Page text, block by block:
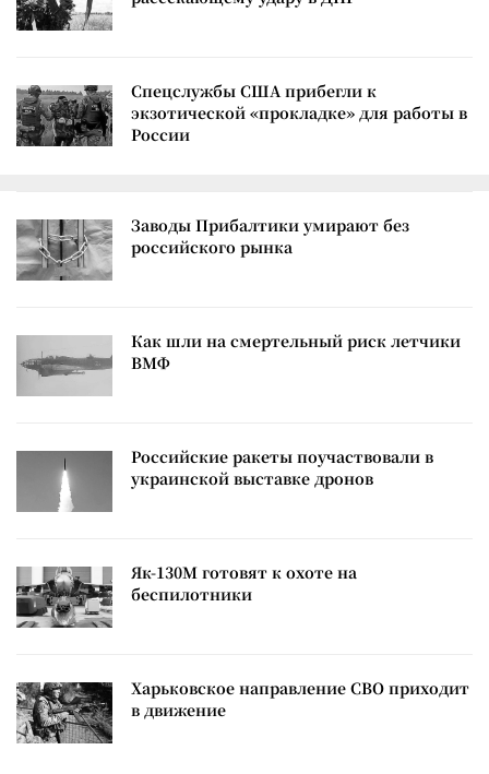
Спецслужбы США прибегли к
экзотической «прокладке» для работы в
России
Заводы Прибалтики умирают без
российского рынка
Как шли на смертельный риск летчики
ВМФ
Российские ракеты поучаствовали в
украинской выставке дронов
Як-130М готовят к охоте на
беспилотники
Харьковское направление СВО приходит
в движение